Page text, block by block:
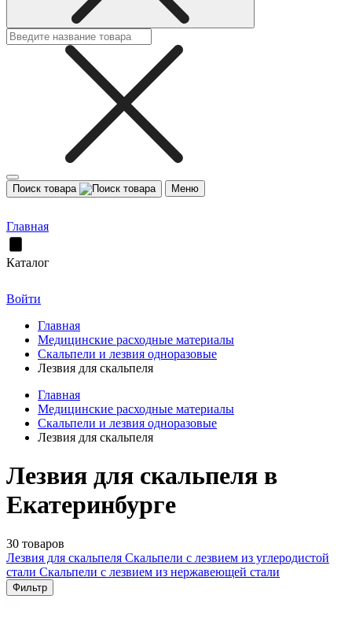
Поиск товара Меню
Главная
Каталог
Войти
Главная
Медицинские расходные материалы
Скальпели и лезвия одноразовые
Лезвия для скальпеля
Главная
Медицинские расходные материалы
Скальпели и лезвия одноразовые
Лезвия для скальпеля
Лезвия для скальпеля в
Екатеринбурге
30 товаров
Лезвия для скальпеля Скальпели с лезвием из углеродистой
стали Скальпели с лезвием из нержавеющей стали
Фильтр